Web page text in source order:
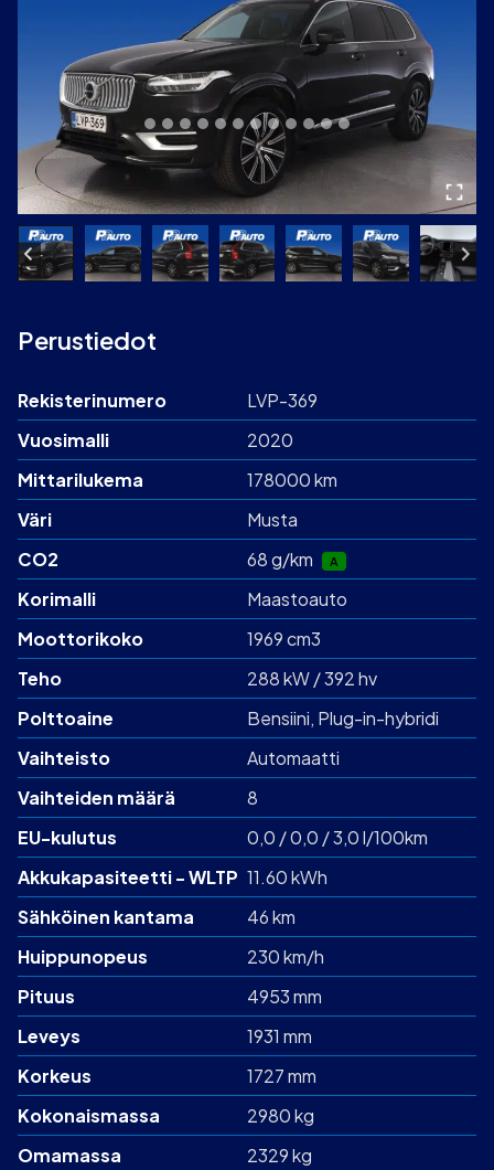
Perustiedot
Rekisterinumero
LVP-369
Vuosimalli
2020
Mittarilukema
178000 km
Väri
Musta
CO2
68 g/km A
Korimalli
Maastoauto
Moottorikoko
1969 cm3
Teho
288 kW / 392 hv
Polttoaine
Bensiini, Plug-in-hybridi
Vaihteisto
Automaatti
Vaihteiden määrä
8
EU-kulutus
0,0 / 0,0 / 3,0 l/100km
Akku­kapasiteetti - WLTP 11.60 kWh
Sähköinen kantama
46 km
Huippunopeus
230 km/h
Pituus
4953 mm
Leveys
1931 mm
Korkeus
1727 mm
Kokonaismassa
2980 kg
Omamassa
2329 kg